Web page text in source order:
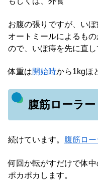
お腹の張りですが、い
オートミールによるも
ので、いぼ痔を先に直し
体重は開始時から1kgほ
腹筋ローラー
続けています。 腹筋ロ
何回か転がすだけで体
ポカポカします。